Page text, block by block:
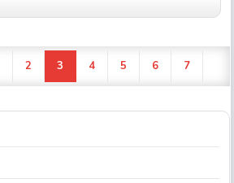
2 3 4 5 6 7